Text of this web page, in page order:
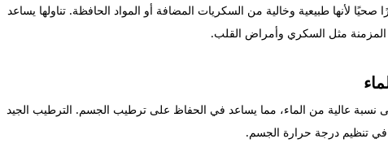
صحيًا لأنها طبيعية وخالية من السكريات المضافة أو المواد الحافظة. تناولها يساعد
مثل السكري وأمراض القلب.
نسبة عالية من الماء، مما يساعد في الحفاظ على ترطيب الجسم. الترطيب الجيد
في تنظيم درجة حرارة الجسم.